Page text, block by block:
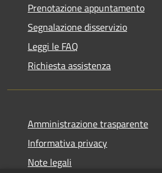
Prenotazione appuntamento
Segnalazione disservizio
Leggi le FAQ
Richiesta assistenza
Amministrazione trasparente
Informativa privacy
Note legali